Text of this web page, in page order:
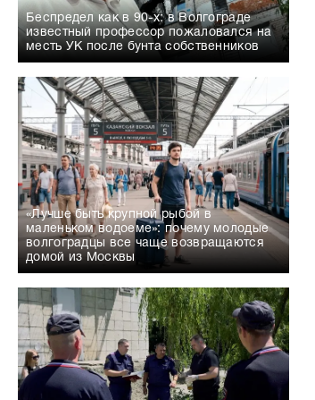
Беспредел как в 90-х: в Волгограде
известный профессор пожаловался на
месть УК после бунта собственников
«Лучше быть крупной рыбой в
маленьком водоеме»: почему молодые
волгоградцы все чаще возвращаются
домой из Москвы